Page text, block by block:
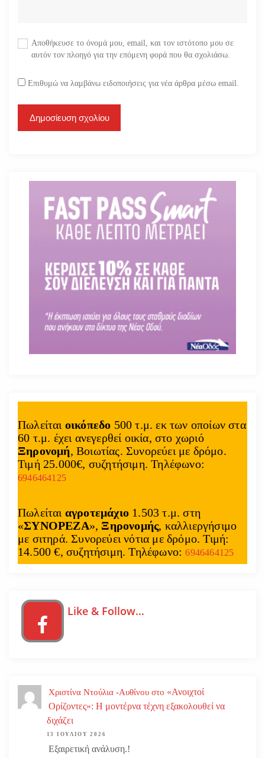
Αποθήκευσε το όνομά μου, email, και τον ιστότοπο μου σε
αυτόν τον πλοηγό για την επόμενη φορά που θα σχολιάσω.
Επιθυμώ να λαμβάνω ειδοποιήσεις για νέα άρθρα μέσω email.
Πωλείται οικόπεδο 500 τ.μ. εκ των οποίων στα
60 τ.μ. έχει ανεγερθεί οικία, στο χωριό
Ξηρονομή, Βοιωτίας. Συνορεύει με δρόμο.
Τιμή 25.000€, συζητήσιμη. Τηλέφωνο:
6946464125
Πωλείται αγροτεμάχιο 1.503 τ.μ. στη
«ΣΥΝΟΡΕΖΑ», Ξηρονομής, καλλιεργήσιμο
με σιτηρά. Συνορεύει νότια με δρόμο. Τιμή:
14.500 €, συζητήσιμη. Τηλέφωνο:6946464125
Like & Follow…
Χριστίνα Ντούλια -Αυθίνου στο «Ανοιχτοί
Ορίζοντες»: Η μοντέρνα τέχνη εξακολουθεί να
διχάζει
13 ΙΟΥΛΊΟΥ 2026
Εξαιρετική ανάλυση.!